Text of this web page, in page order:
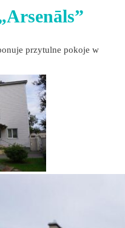
przytulne pokoje w